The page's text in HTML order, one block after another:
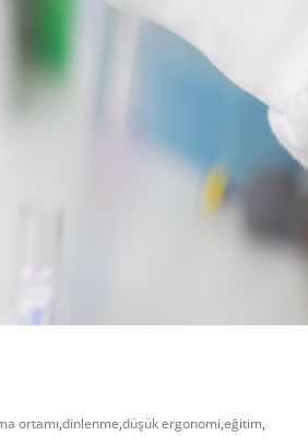
ortamı,dinlenme,düşük ergonomi,eğitim,